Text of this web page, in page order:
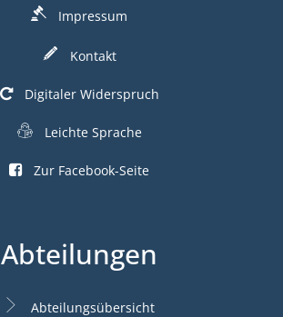
Impressum
Kontakt
Digitaler Widerspruch
Leichte Sprache
Zur Facebook-Seite
Abteilungen
Abteilungsübersicht